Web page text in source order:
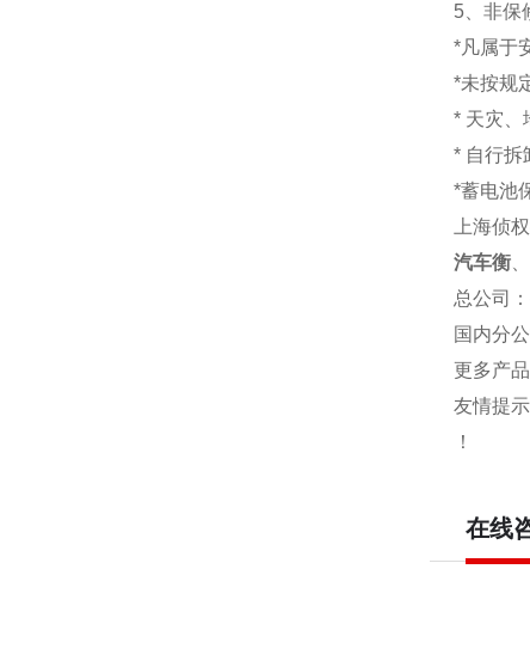
5、非保
*凡属于
*未按规
* 天灾、
* 自行拆
*蓄电池
上海侦
汽车衡
总公司
国内分
更多产
友情提
！
在线